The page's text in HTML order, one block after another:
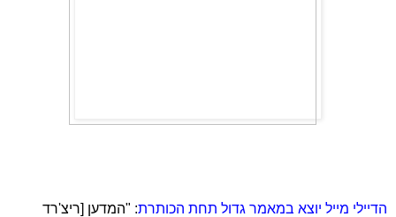
הדיילי מייל יוצא במאמר גדול תחת הכותרת: "המדען [ריצ'רד